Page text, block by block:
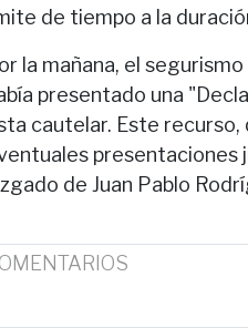
de tiempo a la
la mañana, el
presentado una
cautelar. Este
presentaciones
de Juan Pablo